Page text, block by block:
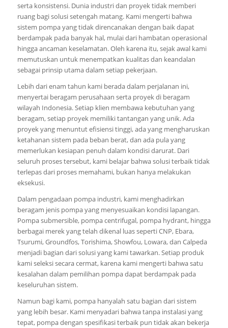
serta konsistensi. Dunia industri dan proyek tidak memberi
ruang bagi solusi setengah matang. Kami mengerti bahwa
sistem pompa yang tidak direncanakan dengan baik dapat
berdampak pada banyak hal, mulai dari hambatan operasional
hingga ancaman keselamatan. Oleh karena itu, sejak awal kami
memutuskan untuk menempatkan kualitas dan keandalan
sebagai prinsip utama dalam setiap pekerjaan.
Lebih dari enam tahun kami berada dalam perjalanan ini,
menyertai beragam perusahaan serta proyek di beragam
wilayah Indonesia. Setiap klien membawa kebutuhan yang
beragam, setiap proyek memiliki tantangan yang unik. Ada
proyek yang menuntut efisiensi tinggi, ada yang mengharuskan
ketahanan sistem pada beban berat, dan ada pula yang
memerlukan kesiapan penuh dalam kondisi darurat. Dari
seluruh proses tersebut, kami belajar bahwa solusi terbaik tidak
terlepas dari proses memahami, bukan hanya melakukan
eksekusi.
Dalam pengadaan pompa industri, kami menghadirkan
beragam jenis pompa yang menyesuaikan kondisi lapangan.
Pompa submersible, pompa centrifugal, pompa hydrant, hingga
berbagai merek yang telah dikenal luas seperti CNP, Ebara,
Tsurumi, Groundfos, Torishima, Showfou, Lowara, dan Calpeda
menjadi bagian dari solusi yang kami tawarkan. Setiap produk
kami seleksi secara cermat, karena kami mengerti bahwa satu
kesalahan dalam pemilihan pompa dapat berdampak pada
keseluruhan sistem.
Namun bagi kami, pompa hanyalah satu bagian dari sistem
yang lebih besar. Kami menyadari bahwa tanpa instalasi yang
tepat, pompa dengan spesifikasi terbaik pun tidak akan bekerja